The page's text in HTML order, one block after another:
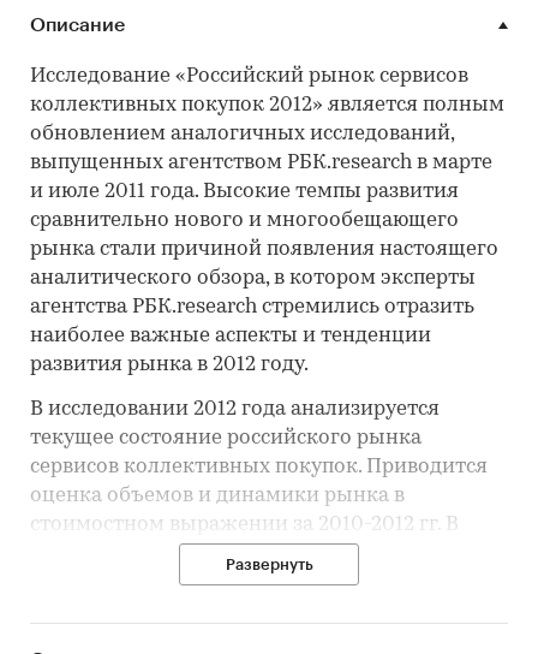
Описание
Исследование «Российский рынок сервисов
коллективных покупок 2012» является полным
обновлением аналогичных исследований,
выпущенных агентством РБК.research в марте
и июле 2011 года. Высокие темпы развития
сравнительно нового и многообещающего
рынка стали причиной появления настоящего
аналитического обзора, в котором эксперты
агентства РБК.research стремились отразить
наиболее важные аспекты и тенденции
развития рынка в 2012 году.
В исследовании 2012 года анализируется
текущее состояние российского рынка
сервисов коллективных покупок. Приводится
оценка объемов и динамики рынка в
стоимостном выражении за 2010-2012 гг. В
рынка. Представлен рейтинг сайтов-купонов
Развернуть